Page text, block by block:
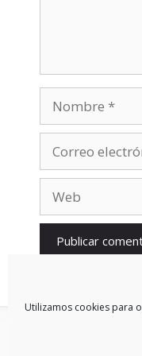
Utilizamos cookies para
electrónico